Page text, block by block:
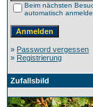
Beim nächsten
automatisch
» Password vergessen
» Registrierung
Zufallsbild